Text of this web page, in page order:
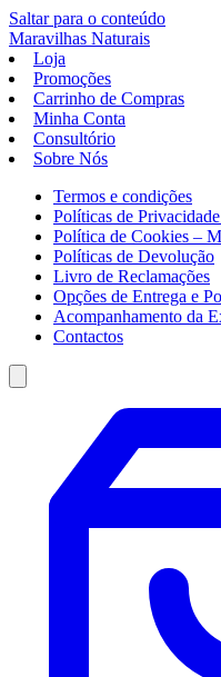
Saltar para o conteúdo
Maravilhas Naturais
Loja
Promoções
Carrinho de Compras
Minha Conta
Consultório
Sobre Nós
Termos e condições
Políticas de
Política de Cookies –
Políticas de Devolução
Livro de Reclamações
Opções de Entrega e
Acompanhamento da
Contactos